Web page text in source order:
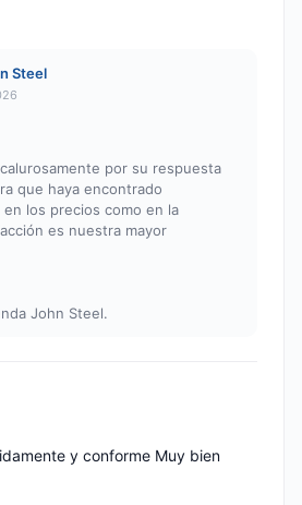
Steel
por su respuesta
que haya encontrado
los precios como en la
es nuestra mayor
John Steel.
y conforme Muy bien